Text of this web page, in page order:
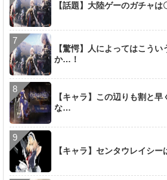
【話題】大陸ゲーのガチャ
【驚愕】人によってはこう
か…！
【キャラ】この辺りも割と
な…
【キャラ】センタウレイシ